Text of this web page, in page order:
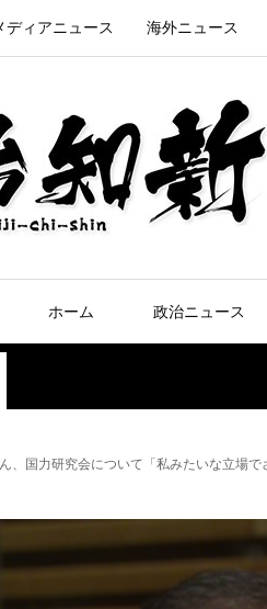
ディアニュース 海外ニュース
ホーム 政治ニュース
、国力研究会について「私みたいな立場